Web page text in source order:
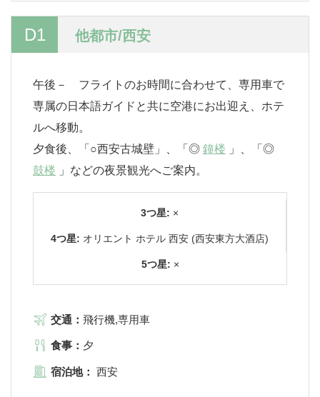
D1 他都市/西安
午後－ フライトのお時間に合わせて、専用車で
専属の日本語ガイドと共に空港にお出迎え、ホテ
ルへ移動。
夕食後、「○西安古城壁」、「◎ 鐘楼 」、「◎
鼓楼 」などの夜景観光へご案内。
3つ星: ×
4つ星: オリエント ホテル 西安 (西安東方大酒店)
5つ星: ×
交通： 飛行機,専用車
食事： 夕
宿泊地： 西安